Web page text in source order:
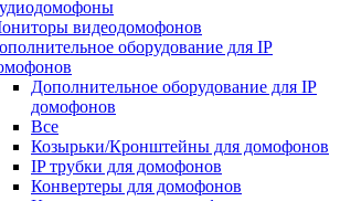
видеодомофонов
оборудование для IP
Дополнительное оборудование для IP
домофонов
Все
Козырьки/Кронштейны для домофонов
IP трубки для домофонов
Конвертеры для домофонов